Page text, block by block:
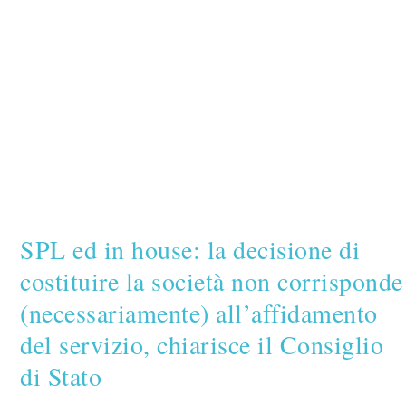
SPL ed in house: la decisione di
costituire la società non corrisponde
(necessariamente) all’affidamento
del servizio, chiarisce il Consiglio
di Stato